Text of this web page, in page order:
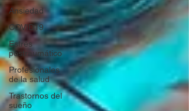
Ansiedad
COVID19
Estrés
postraumático
Profesionales
de la salud
Trastornos del
sueño